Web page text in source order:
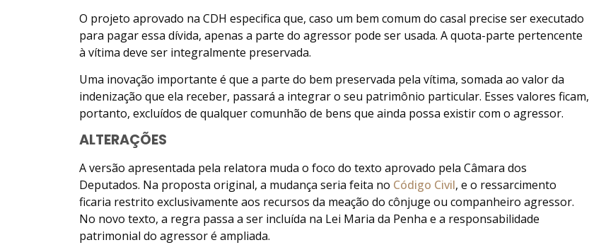
O projeto aprovado na CDH especifica que, caso um bem comum do casal precise ser executado
para pagar essa dívida, apenas a parte do agressor pode ser usada. A quota-parte pertencente
à vítima deve ser integralmente preservada.
Uma inovação importante é que a parte do bem preservada pela vítima, somada ao valor da
indenização que ela receber, passará a integrar o seu patrimônio particular. Esses valores ficam,
portanto, excluídos de qualquer comunhão de bens que ainda possa existir com o agressor.
ALTERAÇÕES
A versão apresentada pela relatora muda o foco do texto aprovado pela Câmara dos
Deputados. Na proposta original, a mudança seria feita no Código Civil, e o ressarcimento
ficaria restrito exclusivamente aos recursos da meação do cônjuge ou companheiro agressor.
No novo texto, a regra passa a ser incluída na Lei Maria da Penha e a responsabilidade
patrimonial do agressor é ampliada.